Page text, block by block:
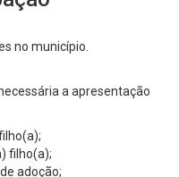
no município.
a apresentação
filho(a);
adoção;